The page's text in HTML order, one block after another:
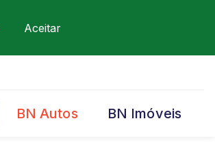
Aceitar
BN Autos BN Imóveis